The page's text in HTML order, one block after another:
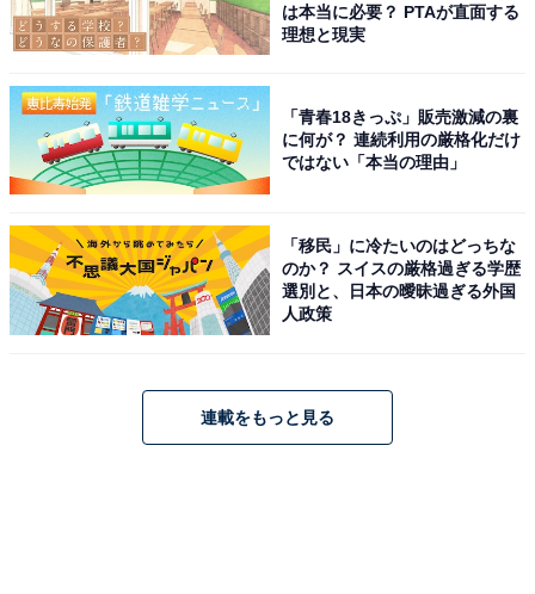
アクセス
所在地：群馬県前橋市荻窪町530-1
アクセス：無料駐車場413台（大型バス可）を完備して
います。公共交通機関等での詳細なアクセスルートは公
料金
※プール利用料金を含みます。タオルセットレンタル
は本当に必要？ PTAが直面する
理想と現実
「青春18きっぷ」販売激減の裏
に何が？ 連続利用の厳格化だけ
ではない「本当の理由」
「移民」に冷たいのはどっちな
のか？ スイスの厳格過ぎる学歴
選別と、日本の曖昧過ぎる外国
人政策
連載をもっと見る